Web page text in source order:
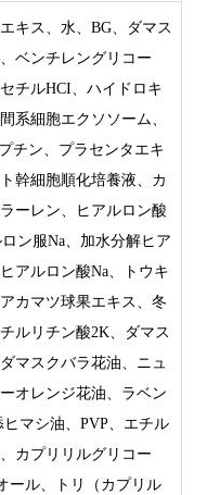
キス、水、BG、ダマス
ベンチレングリコー
チルHCI、ハイドロキ
系細胞エクソソーム、
チン、プラセンタエキ
幹細胞順化培養液、カ
ーレン、ヒアルロン酸
ン服Na、加水分解ヒア
アルロン酸Na、トウキ
カマツ球果エキス、冬
ルリチン酸2K、ダマス
マスクバラ花油、ニュ
オレンジ花油、ラベン
ヒマシ油、PVP、エチル
カプリリルグリコー
ール、トリ（カプリル